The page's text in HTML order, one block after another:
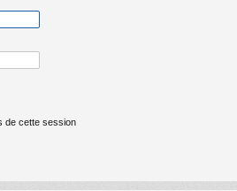
de cette session